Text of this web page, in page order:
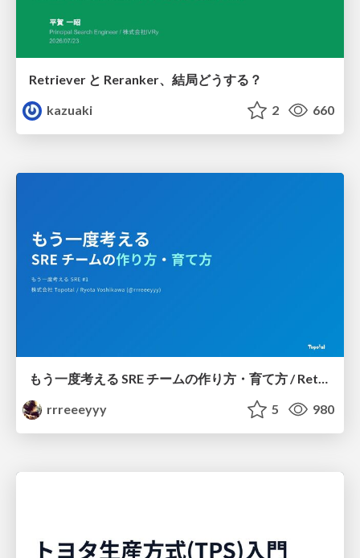
Retriever と Reranker、結局どうする？
kazuaki
2 660
もう一度考える SRE チームの作り方・育て方 / Rethinking SRE #1: Building and Growing SRE Teams
rrreeeyyy
5 980